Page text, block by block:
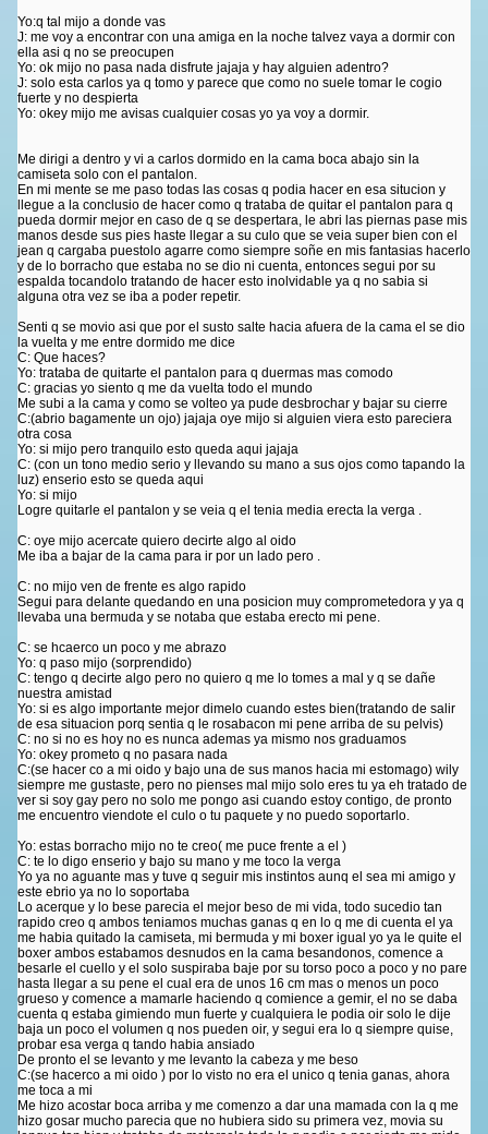
Yo:q tal mijo a donde vas
J: me voy a encontrar con una amiga en la noche talvez vaya a dormir con
ella asi q no se preocupen
Yo: ok mijo no pasa nada disfrute jajaja y hay alguien adentro?
J: solo esta carlos ya q tomo y parece que como no suele tomar le cogio
fuerte y no despierta
Yo: okey mijo me avisas cualquier cosas yo ya voy a dormir.
Me dirigi a dentro y vi a carlos dormido en la cama boca abajo sin la
camiseta solo con el pantalon.
En mi mente se me paso todas las cosas q podia hacer en esa situcion y
llegue a la conclusio de hacer como q trataba de quitar el pantalon para q
pueda dormir mejor en caso de q se despertara, le abri las piernas pase mis
manos desde sus pies haste llegar a su culo que se veia super bien con el
jean q cargaba puestolo agarre como siempre soñe en mis fantasias hacerlo
y de lo borracho que estaba no se dio ni cuenta, entonces segui por su
espalda tocandolo tratando de hacer esto inolvidable ya q no sabia si
alguna otra vez se iba a poder repetir.
Senti q se movio asi que por el susto salte hacia afuera de la cama el se dio
la vuelta y me entre dormido me dice
C: Que haces?
Yo: trataba de quitarte el pantalon para q duermas mas comodo
C: gracias yo siento q me da vuelta todo el mundo
Me subi a la cama y como se volteo ya pude desbrochar y bajar su cierre
C:(abrio bagamente un ojo) jajaja oye mijo si alguien viera esto pareciera
otra cosa
Yo: si mijo pero tranquilo esto queda aqui jajaja
C: (con un tono medio serio y llevando su mano a sus ojos como tapando la
luz) enserio esto se queda aqui
Yo: si mijo
Logre quitarle el pantalon y se veia q el tenia media erecta la verga .
C: oye mijo acercate quiero decirte algo al oido
Me iba a bajar de la cama para ir por un lado pero .
C: no mijo ven de frente es algo rapido
Segui para delante quedando en una posicion muy comprometedora y ya q
llevaba una bermuda y se notaba que estaba erecto mi pene.
C: se hcaerco un poco y me abrazo
Yo: q paso mijo (sorprendido)
C: tengo q decirte algo pero no quiero q me lo tomes a mal y q se dañe
nuestra amistad
Yo: si es algo importante mejor dimelo cuando estes bien(tratando de salir
de esa situacion porq sentia q le rosabacon mi pene arriba de su pelvis)
C: no si no es hoy no es nunca ademas ya mismo nos graduamos
Yo: okey prometo q no pasara nada
C:(se hacer co a mi oido y bajo una de sus manos hacia mi estomago) wily
siempre me gustaste, pero no pienses mal mijo solo eres tu ya eh tratado de
ver si soy gay pero no solo me pongo asi cuando estoy contigo, de pronto
me encuentro viendote el culo o tu paquete y no puedo soportarlo.
Yo: estas borracho mijo no te creo( me puce frente a el )
C: te lo digo enserio y bajo su mano y me toco la verga
Yo ya no aguante mas y tuve q seguir mis instintos aunq el sea mi amigo y
este ebrio ya no lo soportaba
Lo acerque y lo bese parecia el mejor beso de mi vida, todo sucedio tan
rapido creo q ambos teniamos muchas ganas q en lo q me di cuenta el ya
me habia quitado la camiseta, mi bermuda y mi boxer igual yo ya le quite el
boxer ambos estabamos desnudos en la cama besandonos, comence a
besarle el cuello y el solo suspiraba baje por su torso poco a poco y no pare
hasta llegar a su pene el cual era de unos 16 cm mas o menos un poco
grueso y comence a mamarle haciendo q comience a gemir, el no se daba
cuenta q estaba gimiendo mun fuerte y cualquiera le podia oir solo le dije
baja un poco el volumen q nos pueden oir, y segui era lo q siempre quise,
probar esa verga q tando habia ansiado
De pronto el se levanto y me levanto la cabeza y me beso
C:(se hacerco a mi oido ) por lo visto no era el unico q tenia ganas, ahora
me toca a mi
Me hizo acostar boca arriba y me comenzo a dar una mamada con la q me
hizo gosar mucho parecia que no hubiera sido su primera vez, movia su